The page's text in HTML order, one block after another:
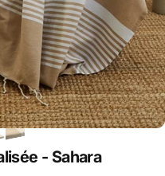
- Sahara